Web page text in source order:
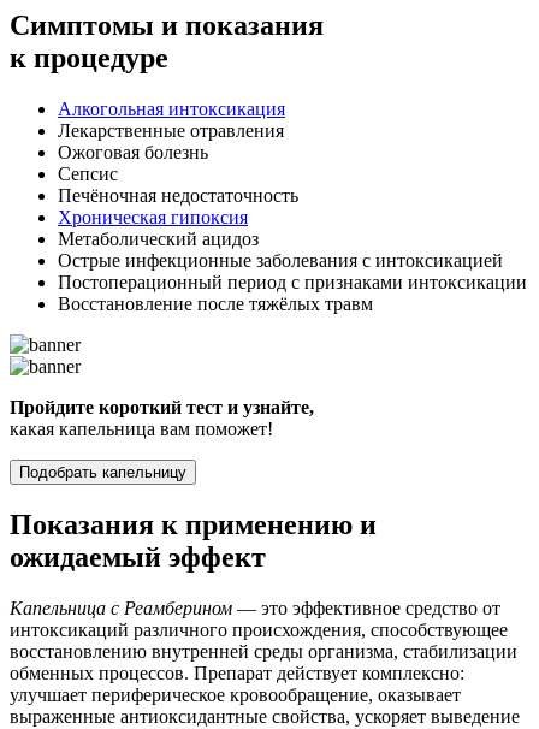
Симптомы и показания
к процедуре
Алкогольная интоксикация
Лекарственные отравления
Ожоговая болезнь
Сепсис
Печёночная недостаточность
Хроническая гипоксия
Метаболический ацидоз
Острые инфекционные заболевания с интоксикацией
Постоперационный период с признаками интоксикации
Восстановление после тяжёлых травм
Пройдите короткий тест и узнайте,
какая капельница вам поможет!
Подобрать капельницу
Показания к применению и
ожидаемый эффект
Капельница с Реамберином — это эффективное средство от
интоксикаций различного происхождения, способствующее
восстановлению внутренней среды организма, стабилизации
обменных процессов. Препарат действует комплексно:
улучшает периферическое кровообращение, оказывает
выраженные антиоксидантные свойства, ускоряет выведение